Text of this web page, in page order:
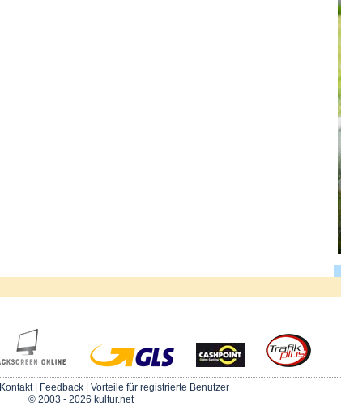
Kontakt| Feedback| Vorteile für registrierte Benutzer
© 2003 - 2026 kultur.net